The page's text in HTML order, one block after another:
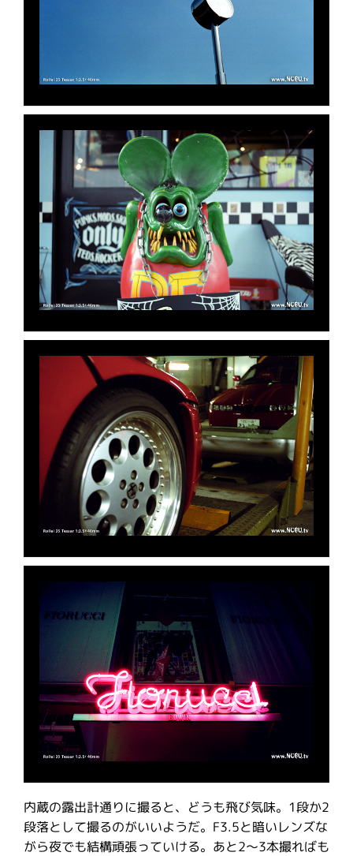
内蔵の露出計通りに撮ると、どうも飛び気味。1段か2
段落として撮るのがいいようだ。F3.5と暗いレンズな
がら夜でも結構頑張っていける。あと2〜3本撮ればも